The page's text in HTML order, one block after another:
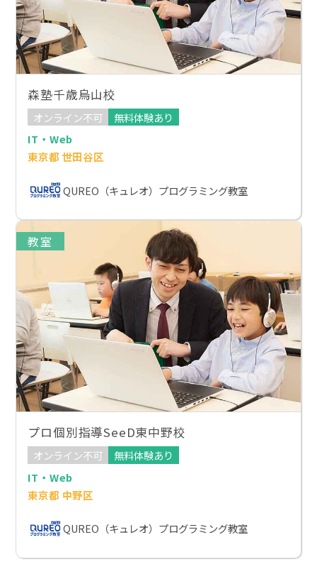
森塾千歳烏山校
オンライン不可
無料体験あり
IT・Web
東京都 世田谷区
QUREO（キュレオ）プログラミング教室
教室
プロ個別指導SeeD東中野校
オンライン不可
無料体験あり
IT・Web
東京都 中野区
QUREO（キュレオ）プログラミング教室